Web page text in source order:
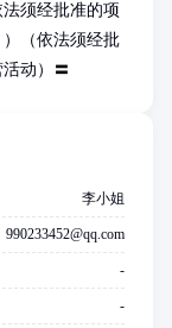
须经批准的项
（依法须经批
动）〓
李小姐
990233452@qq.com
-
-